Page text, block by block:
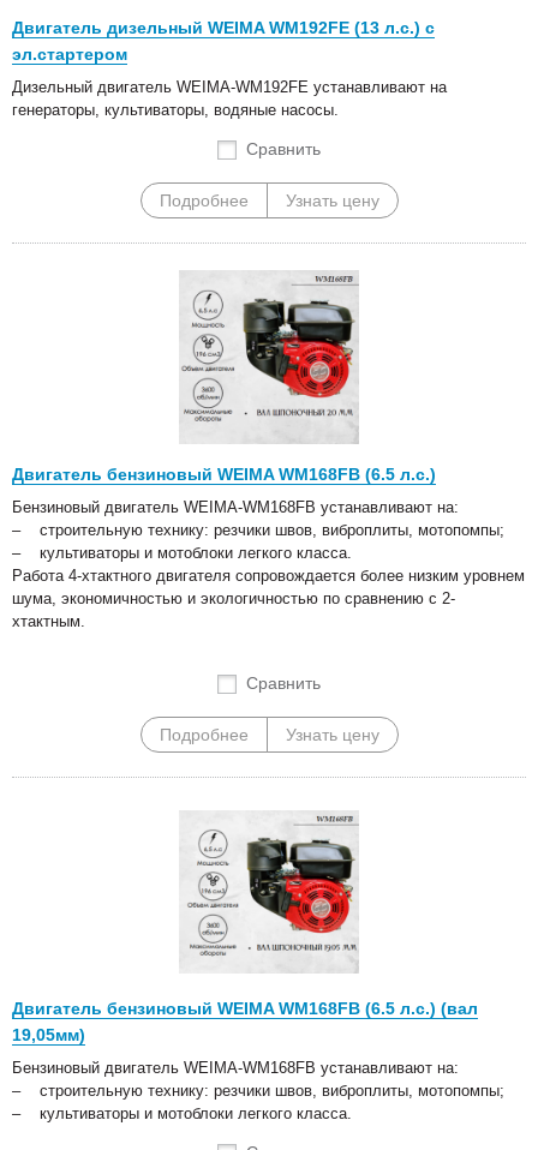
Двигатель дизельный WEIMA WM192FE (13 л.с.) с
эл.стартером
Дизельный двигатель WEIMA-WM192FE устанавливают на
генераторы, культиваторы, водяные насосы.
Сравнить
Подробнее Узнать цену
Двигатель бензиновый WEIMA WM168FB (6.5 л.с.)
Бензиновый двигатель WEIMA-WM168FB устанавливают на:
– строительную технику: резчики швов, виброплиты, мотопомпы;
– культиваторы и мотоблоки легкого класса.
Работа 4-хтактного двигателя сопровождается более низким уровнем
шума, экономичностью и экологичностью по сравнению с 2-
хтактным.
Сравнить
Подробнее Узнать цену
Двигатель бензиновый WEIMA WM168FB (6.5 л.с.) (вал
19,05мм)
Бензиновый двигатель WEIMA-WM168FB устанавливают на:
– строительную технику: резчики швов, виброплиты, мотопомпы;
– культиваторы и мотоблоки легкого класса.